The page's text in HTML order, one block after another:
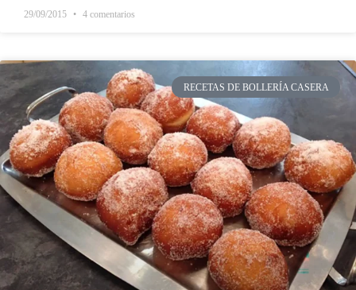
29/09/2015 4 comentarios
RECETAS DE BOLLERÍA CASERA